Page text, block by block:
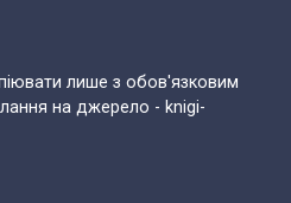
лише з обов'язковим
на джерело - knigi-